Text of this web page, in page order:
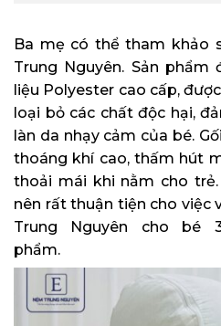
Ba mẹ có thể tham khảo
Trung Nguyên. Sản phẩm
liệu Polyester cao cấp,
loại bỏ các chất độc hại,
làn da nhạy cảm của bé.
thoáng khí cao, thấm hút
thoải mái khi nằm cho
nên rất thuận tiện cho việc
Trung Nguyên cho bé
phẩm.